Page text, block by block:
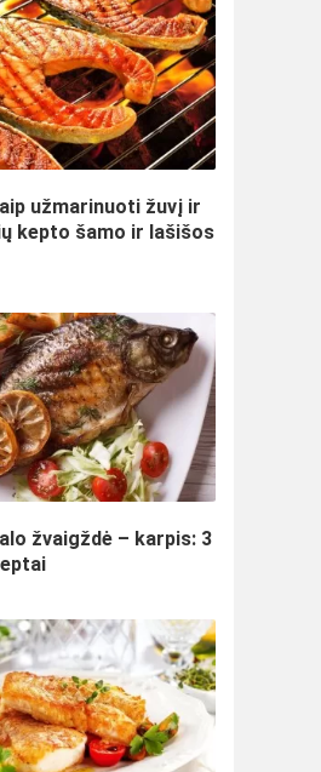
užmarinuoti žuvį ir
kepto šamo ir lašišos
žvaigždė – karpis: 3